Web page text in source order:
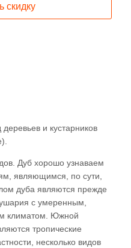
скидку
и кустарников
Дуб хорошо узнаваем
являющимся, по сути,
дуба являются прежде
с умеренным,
климатом. Южной
тропические
несколько видов